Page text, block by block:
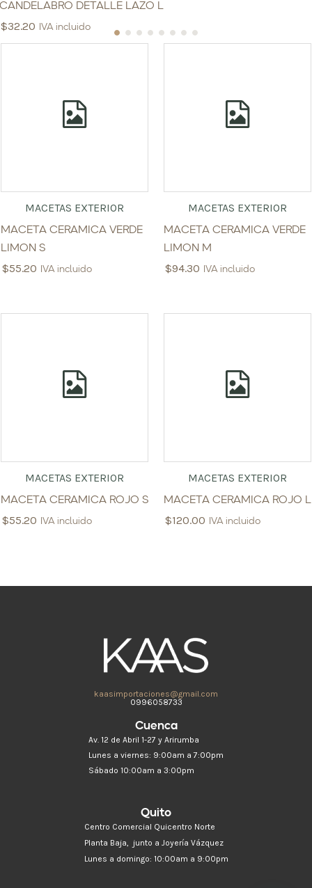
CANDELABRO DETALLE LAZO L
$32.20 IVA incluido
MACETAS EXTERIOR
MACETA CERAMICA VERDE
LIMON S
$55.20 IVA incluido
MACETAS EXTERIOR
MACETA CERAMICA VERDE
LIMON M
$94.30 IVA incluido
MACETAS EXTERIOR
MACETA CERAMICA ROJO S
$55.20 IVA incluido
MACETAS EXTERIOR
MACETA CERAMICA ROJO L
$120.00 IVA incluido
kaasimportaciones@gmail.com
0996058733
Cuenca
Av. 12 de Abril 1-27 y Arirumba
Lunes a viernes: 9:00am a 7:00pm
Sábado 10:00am a 3:00pm
Quito
Centro Comercial Quicentro Norte
Planta Baja, junto a Joyería Vázquez
Lunes a domingo: 10:00am a 9:00pm